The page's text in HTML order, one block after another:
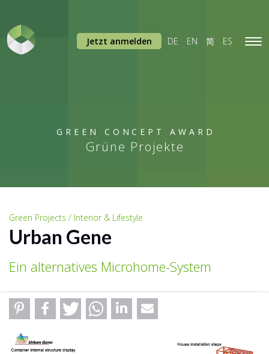
GREEN CONCEPT AWARD
Grüne Projekte
Jetzt anmelden DE EN 简 ES
Green Projects / Interior & Lifestyle
Urban Gene
Ein alternatives Microhome-System